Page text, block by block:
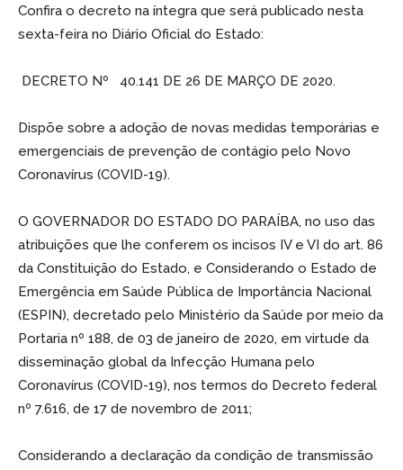
Confira o decreto na íntegra que será publicado nesta
sexta-feira no Diário Oficial do Estado:
DECRETO Nº 40.141 DE 26 DE MARÇO DE 2020.
Dispõe sobre a adoção de novas medidas temporárias e
emergenciais de prevenção de contágio pelo Novo
Coronavírus (COVID-19).
O GOVERNADOR DO ESTADO DO PARAÍBA, no uso das
atribuições que lhe conferem os incisos IV e VI do art. 86
da Constituição do Estado, e Considerando o Estado de
Emergência em Saúde Pública de Importância Nacional
(ESPIN), decretado pelo Ministério da Saúde por meio da
Portaria nº 188, de 03 de janeiro de 2020, em virtude da
disseminação global da Infecção Humana pelo
Coronavírus (COVID-19), nos termos do Decreto federal
nº 7.616, de 17 de novembro de 2011;
Considerando a declaração da condição de transmissão